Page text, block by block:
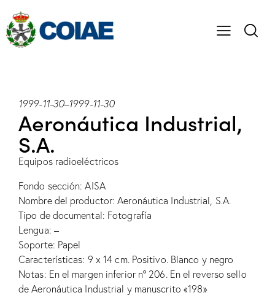
1999-11-30–1999-11-30
Aeronáutica Industrial,
S.A.
Equipos radioeléctricos
Fondo sección: AISA
Nombre del productor: Aeronáutica Industrial, S.A.
Tipo de documental: Fotografía
Lengua: –
Soporte: Papel
Características: 9 x 14 cm. Positivo. Blanco y negro
Notas: En el margen inferior nº 206. En el reverso sello
de Aeronáutica Industrial y manuscrito «198»